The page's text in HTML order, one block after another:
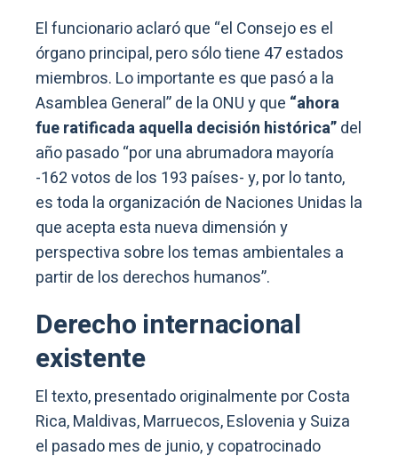
El funcionario aclaró que “el Consejo es el
órgano principal, pero sólo tiene 47 estados
miembros. Lo importante es que pasó a la
Asamblea General” de la ONU y que “ahora
fue ratificada aquella decisión histórica”del
año pasado “por una abrumadora mayoría
-162 votos de los 193 países- y, por lo tanto,
es toda la organización de Naciones Unidas la
que acepta esta nueva dimensión y
perspectiva sobre los temas ambientales a
partir de los derechos humanos”.
Derecho internacional
existente
El texto, presentado originalmente por Costa
Rica, Maldivas, Marruecos, Eslovenia y Suiza
el pasado mes de junio, y copatrocinado